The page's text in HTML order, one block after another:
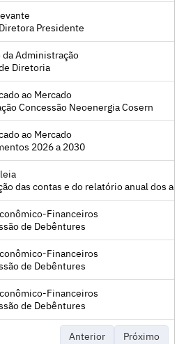
Presidente
da Administração
Diretoria
ao Mercado
Concessão Neoenergia Cosern
ao Mercado
2026 a 2030
votação das Demonstrações Financeiras;, Consolidação do Estatuto Social da Companhia., Definição do número de membros que irá compor o Conselho Fiscal e eleição dos seus membros titulares e respectivos suplentes;, Destinação do lucro líquido apurado no exercício social encerrado em 31/12/2025 e a distribuição de dividendos;, Fixação da remuneração global anual dos
Financeiros
de Debêntures
Financeiros
de Debêntures
Financeiros
de Debêntures
Anterior Próximo